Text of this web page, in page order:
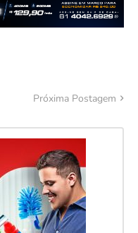
Próxima Postagem